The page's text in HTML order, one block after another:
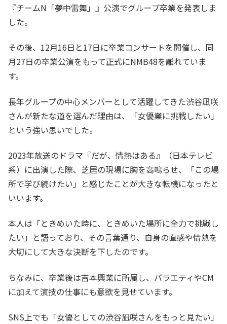
『チームN「夢中雷舞」』公演でグループ卒業を発表しま
した。
その後、12月16日と17日に卒業コンサートを開催し、同
月27日の卒業公演をもって正式にNMB48を離れていま
す。
長年グループの中心メンバーとして活躍してきた渋谷凪咲
さんが新たな道を選んだ理由は、「女優業に挑戦したい」
という強い思いでした。
2023年放送のドラマ『だが、情熱はある』（日本テレビ
系）に出演した際、芝居の現場に胸を高鳴らせ、「この場
所で学び続けたい」と感じたことが大きな転機になったと
いいます。
本人は「ときめいた時に、ときめいた場所に全力で挑戦し
たい」と語っており、その言葉通り、自身の直感や情熱を
大切にして大きな決断を下したのです。
ちなみに、卒業後は吉本興業に所属し、バラエティやCM
に加えて演技の仕事にも意欲を見せています。
SNS上でも「女優としての渋谷凪咲さんをもっと見たい」